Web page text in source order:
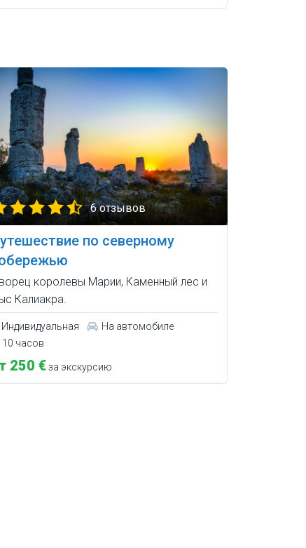
6 отзывов
по северному
королевы Марии, Каменный лес и
Калиакра.
Индивидуальная
На автомобиле
10 часов
250 €за экскурсию